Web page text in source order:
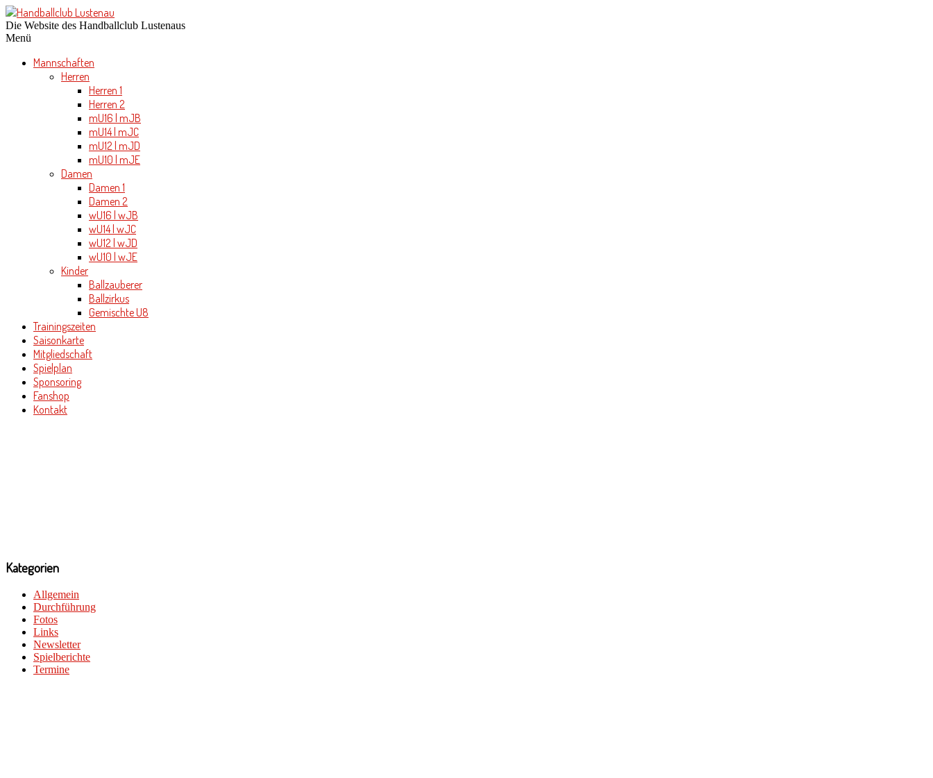
Die Website des Handballclub Lustenaus
Menü
Mannschaften
Herren
Herren 1
Herren 2
mU16 | mJB
mU14 | mJC
mU12 | mJD
mU10 | mJE
Damen
Damen 1
Damen 2
wU16 | wJB
wU14 | wJC
wU12 | wJD
wU10 | wJE
Kinder
Ballzauberer
Ballzirkus
Gemischte U8
Trainingszeiten
Saisonkarte
Mitgliedschaft
Spielplan
Sponsoring
Fanshop
Kontakt
Kategorien
Allgemein
Durchführung
Fotos
Links
Newsletter
Spielberichte
Termine